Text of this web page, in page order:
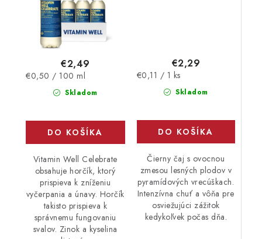
Skladom
€2,49
Jednotková
€0,50 / 100 ml
DO KOŠÍKA
Vitamin Well Celebrate
obsahuje horčík, ktorý
prispieva k zníženiu
vyčerpania a únavy. Horčík
takisto prispieva k
správnemu fungovaniu
svalov. Zinok a kyselina
Skladom
€2,29
Jednotková
€0,11 / 1 ks
DO KOŠÍKA
Čierny čaj s ovocnou
zmesou lesných plodov v
pyramídových vrecúškach.
Intenzívna chuť a vôňa pre
osviežujúci zážitok
kedykoľvek počas dňa.